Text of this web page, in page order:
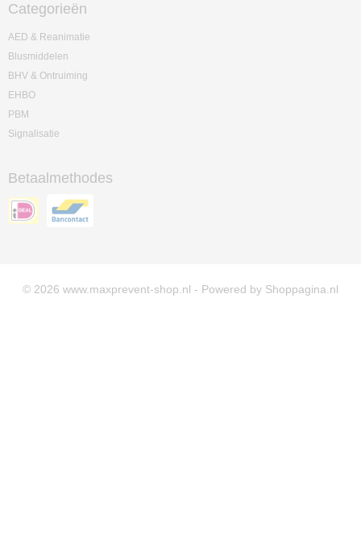
Categorieën
AED & Reanimatie
Blusmiddelen
BHV & Ontruiming
EHBO
PBM
Signalisatie
Betaalmethodes
© 2026 www.maxprevent-shop.nl - Powered by Shoppagina.nl